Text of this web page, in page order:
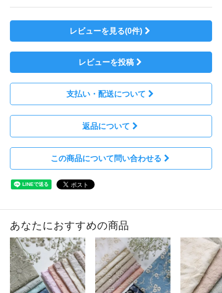
レビューを見る(0件)
レビューを投稿
支払い・配送について
返品について
この商品について問い合わせる
あなたにおすすめの商品